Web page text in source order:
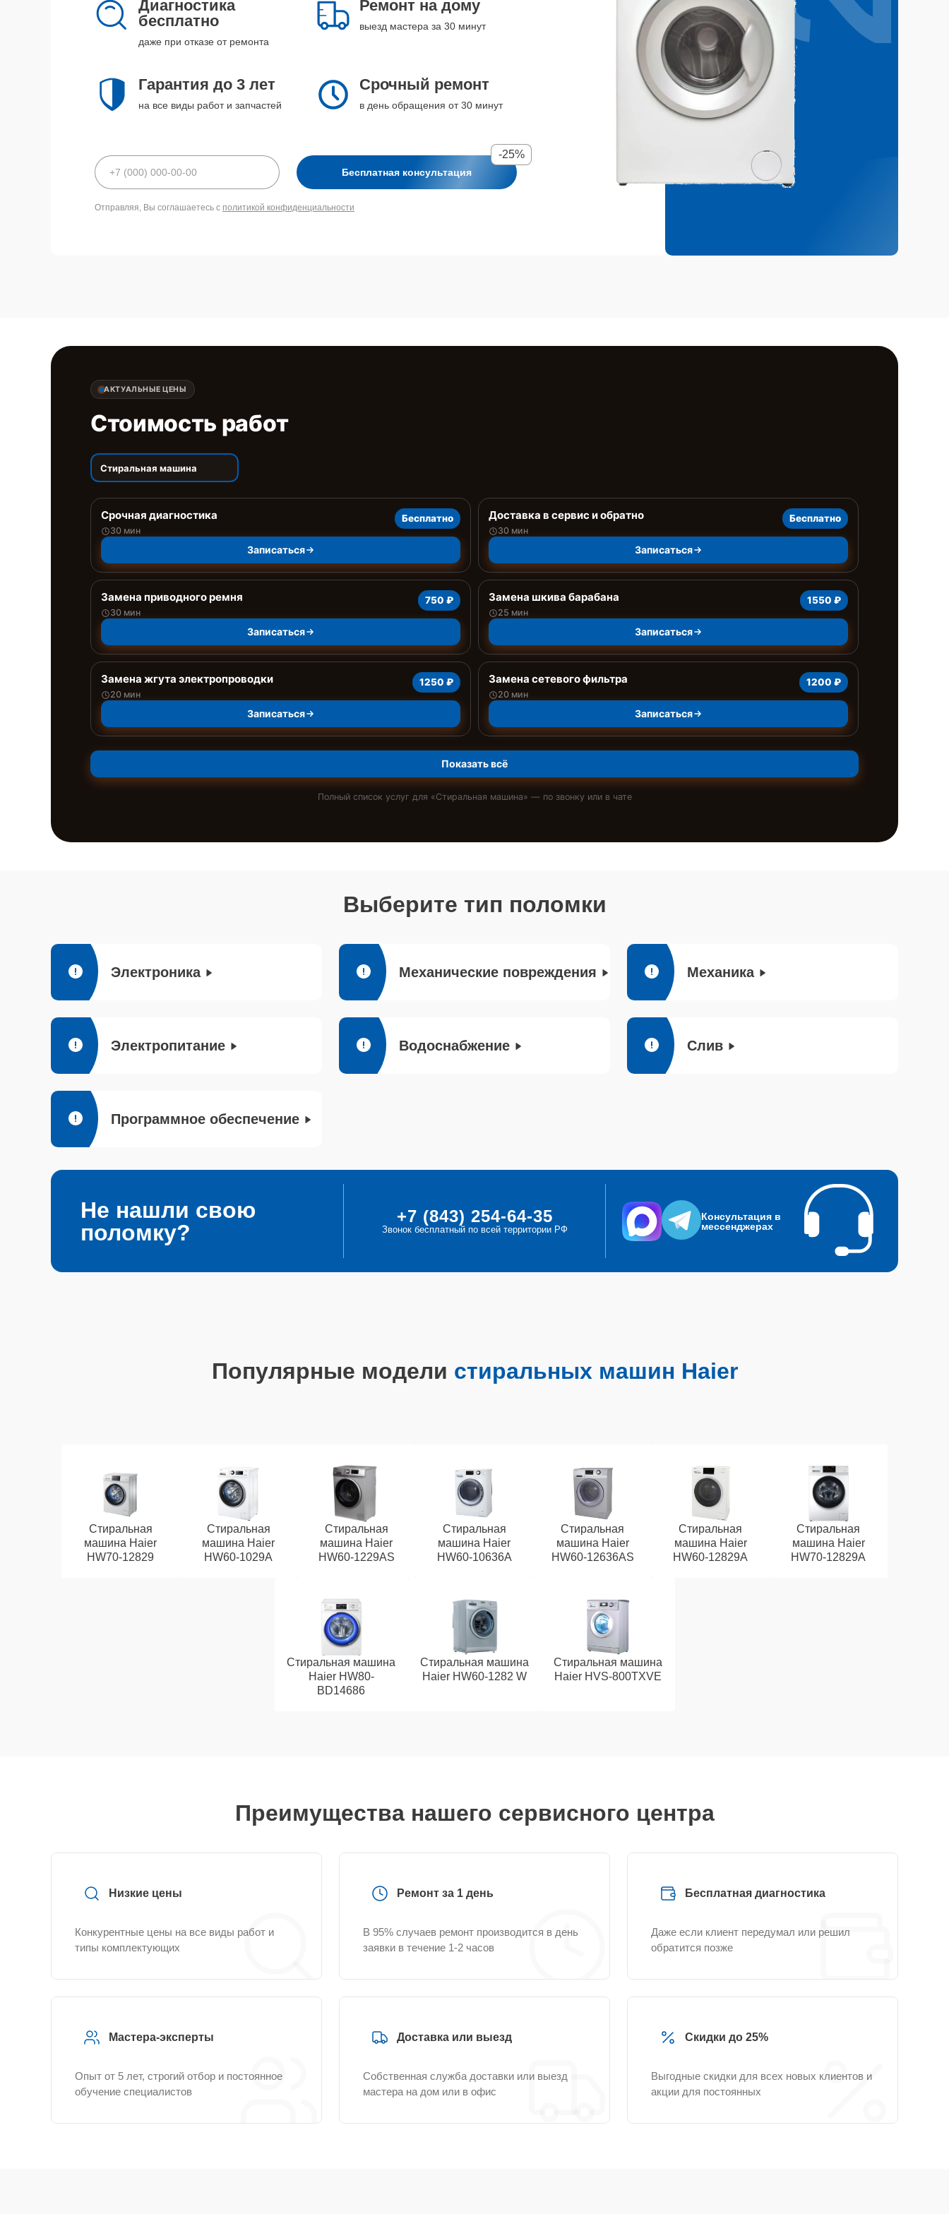
Диагностика
бесплатно
даже при отказе от ремонта
Ремонт на дому
выезд мастера за 30 минут
Гарантия до 3 лет
на все виды работ и запчастей
Срочный ремонт
в день обращения от 30 минут
Бесплатная консультация
-25%
Отправляя, Вы соглашаетесь с политикой конфиденциальности
АКТУАЛЬНЫЕ ЦЕНЫ
Стоимость работ
Стиральная машина
Срочная диагностика
30 мин
Бесплатно
Записаться
Доставка в сервис и обратно
30 мин
Бесплатно
Записаться
Замена приводного ремня
30 мин
750 ₽
Записаться
Замена шкива барабана
25 мин
1550 ₽
Записаться
Замена жгута электропроводки
20 мин
1250 ₽
Записаться
Замена сетевого фильтра
20 мин
1200 ₽
Записаться
Показать всё
Полный список услуг для «Стиральная машина» — по звонку или в чате
Выберите тип поломки
Электроника Механические повреждения Механика
Электропитание Водоснабжение Слив
Программное обеспечение
Не нашли свою
поломку?
+7 (843) 254-64-35
Звонок бесплатный по всей территории РФ
Консультация в
мессенджерах
Популярные модели стиральных машин Haier
Стиральная
машина Haier
HW70-12829
Стиральная
машина Haier
HW60-1029A
Стиральная
машина Haier
HW60-1229AS
Стиральная
машина Haier
HW60-10636A
Стиральная
машина Haier
HW60-12636AS
Стиральная
машина Haier
HW60-12829A
Стиральная
машина Haier
HW70-12829A
Стиральная машина
Haier HW80-
BD14686
Стиральная машина
Haier HW60-1282 W
Стиральная машина
Haier HVS-800TXVE
Преимущества нашего сервисного центра
Низкие цены
Конкурентные цены на все виды работ и
типы комплектующих
Ремонт за 1 день
В 95% случаев ремонт производится в день
заявки в течение 1-2 часов
Бесплатная диагностика
Даже если клиент передумал или решил
обратится позже
Мастера-эксперты
Опыт от 5 лет, строгий отбор и постоянное
обучение специалистов
Доставка или выезд
Собственная служба доставки или выезд
мастера на дом или в офис
Скидки до 25%
Выгодные скидки для всех новых клиентов и
акции для постоянных